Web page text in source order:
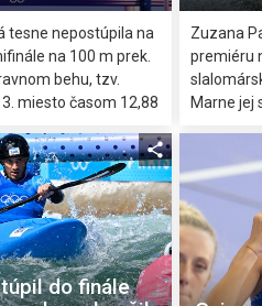
tesne nepostúpila na
na 100 m prek.
behu, tzv.
miesto časom 12,88
medzi 24
jediná stotina
Zuzana
premiéru
Marne jej
času za
chcela v
obrovskú
niesť
potešilo
do finále